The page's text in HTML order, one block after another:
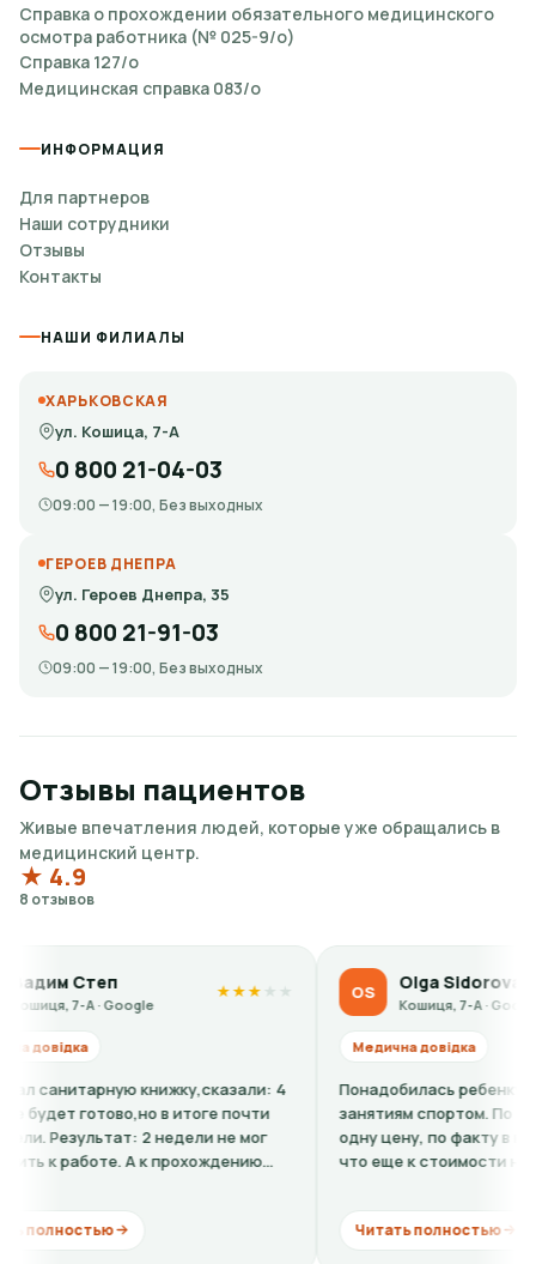
Справка о прохождении обязательного медицинского
осмотра работника (№ 025-9/о)
Справка 127/о
Медицинская справка 083/о
ИНФОРМАЦИЯ
Для партнеров
Наши сотрудники
Отзывы
Контакты
НАШИ ФИЛИАЛЫ
ХАРЬКОВСКАЯ
ул. Кошица, 7-А
0 800 21-04-03
09:00 — 19:00, Без выходных
ГЕРОЕВ ДНЕПРА
ул. Героев Днепра, 35
0 800 21-91-03
09:00 — 19:00, Без выходных
Отзывы пациентов
Живые впечатления людей, которые уже обращались в
медицинский центр.
★ 4.9
8 отзывов
★★
книжку,сказали: 4
в итоге почти
2 недели не мог
к прохождению
OS Olga Sidorova
Кошиця, 7-А · Google
★★
Понадобилась ребенку справка-допуск
занятиям спортом. По телефону
одну цену, по факту в клинике
что еще к стоимости нужно добавить
Читать полностью